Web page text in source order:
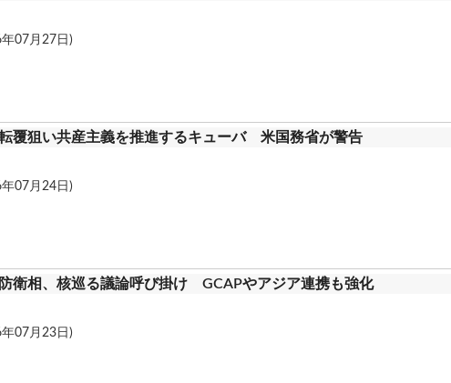
07月27日)
覆狙い共産主義を推進するキューバ 米国務省が警告
07月24日)
衛相、核巡る議論呼び掛け GCAPやアジア連携も強化
07月23日)